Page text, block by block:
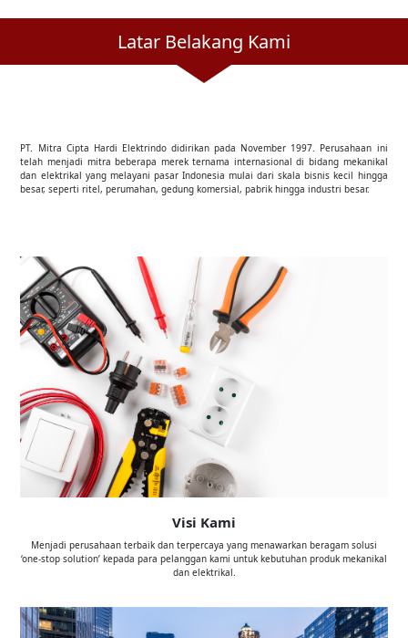
Latar Belakang Kami
PT. Mitra Cipta Hardi Elektrindo didirikan pada November 1997. Perusahaan ini
telah menjadi mitra beberapa merek ternama internasional di bidang mekanikal
dan elektrikal yang melayani pasar Indonesia mulai dari skala bisnis kecil hingga
besar, seperti ritel, perumahan, gedung komersial, pabrik hingga industri besar.
Visi Kami
Menjadi perusahaan terbaik dan terpercaya yang menawarkan beragam solusi
‘one-stop solution’ kepada para pelanggan kami untuk kebutuhan produk mekanikal
dan elektrikal.